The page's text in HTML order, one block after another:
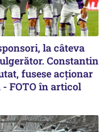
la câteva
Constantin
fusese acționar
FOTO în articol